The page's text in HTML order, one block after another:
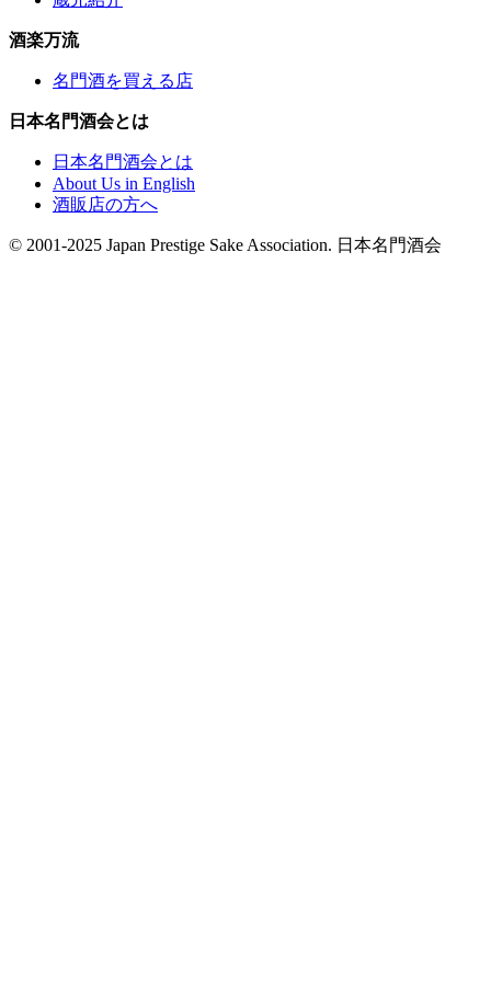
酒楽万流
名門酒を買える店
日本名門酒会とは
日本名門酒会とは
About Us in English
酒販店の方へ
© 2001-2025 Japan Prestige Sake Association. 日本名門酒会